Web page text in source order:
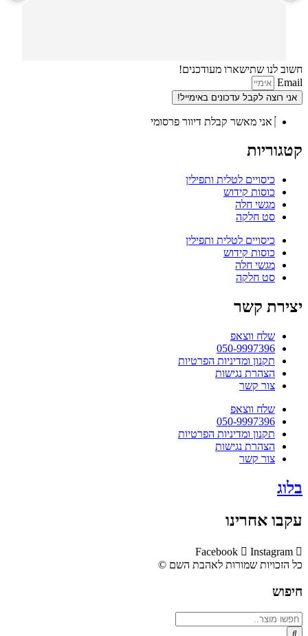
חשוב לנו שתישארו מעודכנים!
Email
אני רוצה לקבל עדכונים באימייל!
אני מאשר קבלת דיוור פרסומי
קטגוריות
כיסויים לטלית ותפילין
כוסות קידוש
מגשי חלה
סט חלקה
כיסויים לטלית ותפילין
כוסות קידוש
מגשי חלה
סט חלקה
יצירת קשר
שלח ווצאפ
050-9997396
תקנון ומדיניות הפרטיות
הצהרת נגישות
צור קשר
שלח ווצאפ
050-9997396
תקנון ומדיניות הפרטיות
הצהרת נגישות
צור קשר
בלוג
עקבו אחרינו
Facebook
Instagram
כל הזכויות שמורות לאהבת השם ©​
חיפוש
Search
...